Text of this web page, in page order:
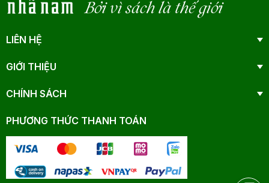
Bởi vì sách là thế giới
LIÊN HỆ
GIỚI THIỆU
CHÍNH SÁCH
PHƯƠNG THỨC THANH TOÁN